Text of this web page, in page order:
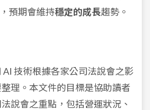
預期會維持穩定的成長趨勢。
AI 技術根據各家公司法說會之影
理。本文件的目標是協助讀者
說會之重點，包括營運狀況、